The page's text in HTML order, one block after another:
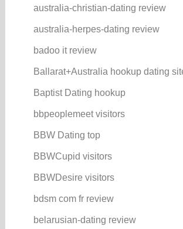
australia-christian-dating review
australia-herpes-dating review
badoo it review
Ballarat+Australia hookup dating
Baptist Dating hookup
bbpeoplemeet visitors
BBW Dating top
BBWCupid visitors
BBWDesire visitors
bdsm com fr review
belarusian-dating review